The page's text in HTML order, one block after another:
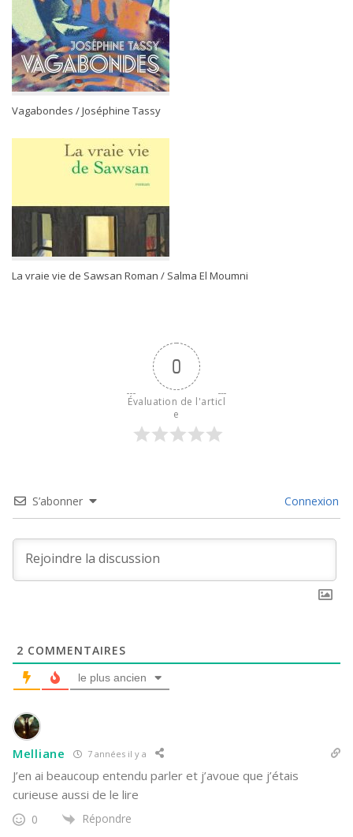
Vagabondes / Joséphine Tassy
La vraie vie de Sawsan Roman / Salma El Moumni
0
Évaluation de l'articl
e
S’abonner Connexion
2 COMMENTAIRES
le plus ancien
Melliane 7 années il y a
J’en ai beaucoup entendu parler et j’avoue que j’étais
curieuse aussi de le lire
0 Répondre